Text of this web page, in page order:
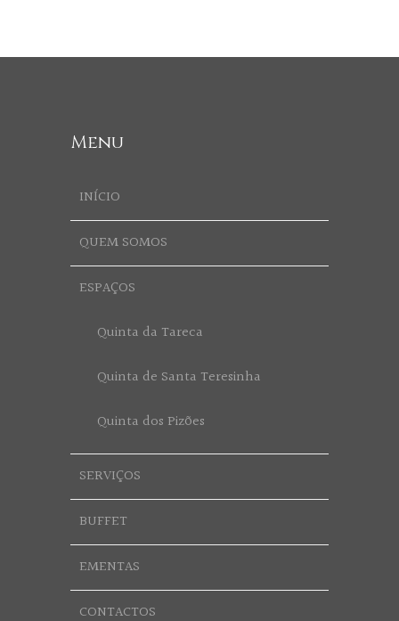
Menu
INÍCIO
QUEM SOMOS
ESPAÇOS
Quinta da Tareca
Quinta de Santa Teresinha
Quinta dos Pizões
SERVIÇOS
BUFFET
EMENTAS
CONTACTOS